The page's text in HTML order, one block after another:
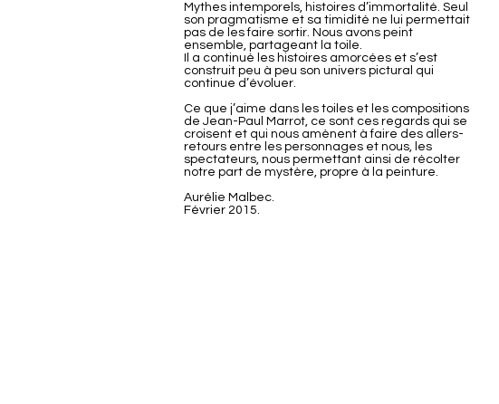
Mythes intemporels, histoires d’immortalité. Seul
son pragmatisme et sa timidité ne lui permettait
pas de les faire sortir. Nous avons peint
ensemble, partageant la toile.
Il a continué les histoires amorcées et s’est
construit peu à peu son univers pictural qui
continue d’évoluer.
Ce que j’aime dans les toiles et les compositions
de Jean-Paul Marrot, ce sont ces regards qui se
croisent et qui nous amènent à faire des allers-
retours entre les personnages et nous, les
spectateurs, nous permettant ainsi de récolter
notre part de mystère, propre à la peinture.
Aurélie Malbec.
Février 2015.